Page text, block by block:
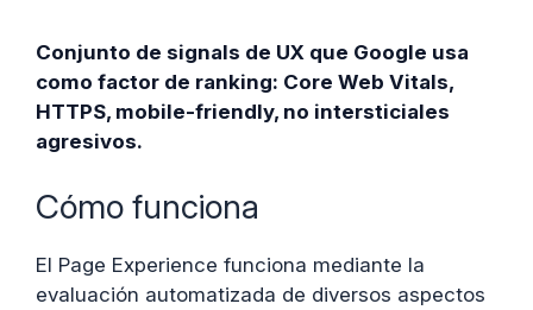
Conjunto de signals de UX que Google usa
como factor de ranking: Core Web Vitals,
HTTPS, mobile-friendly, no intersticiales
agresivos.
Cómo funciona
El Page Experience funciona mediante la
evaluación automatizada de diversos aspectos